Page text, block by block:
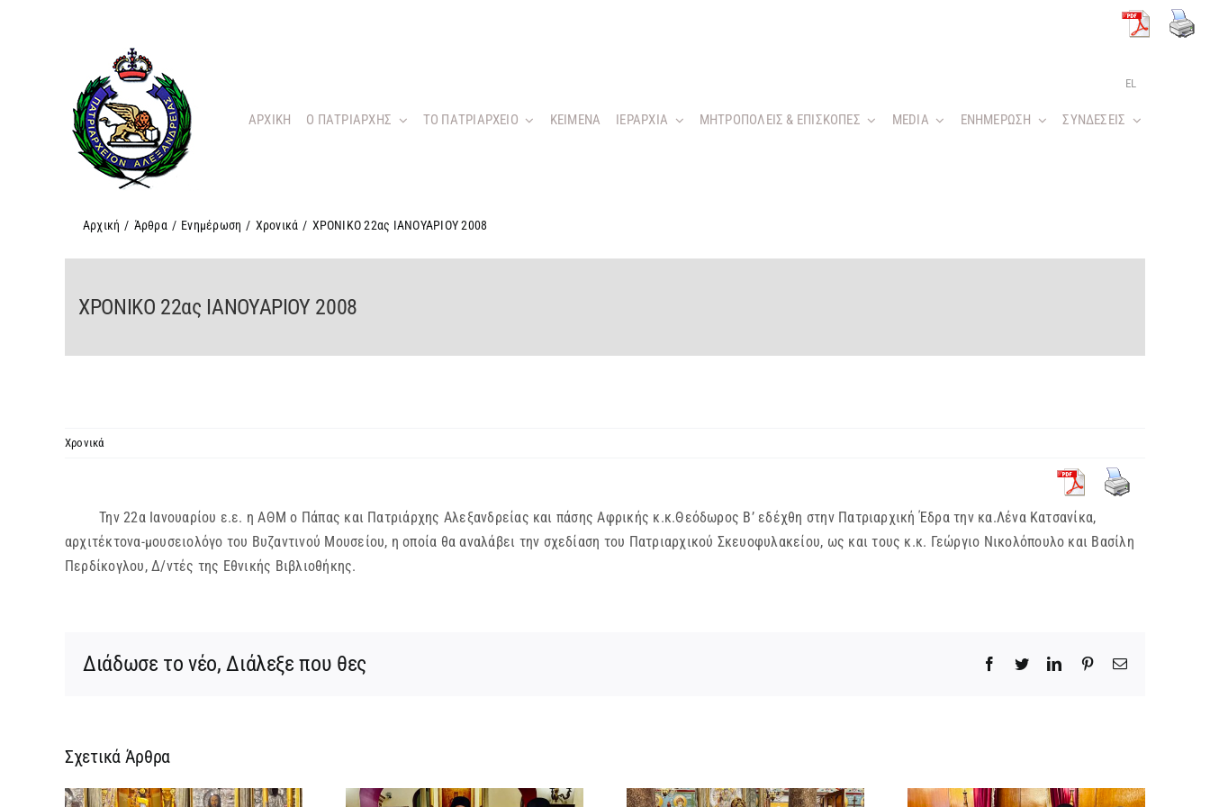
EL
ΑΡΧΙΚΗ O ΠΑΤΡΙΑΡΧΗΣ ΤΟ ΠΑΤΡΙΑΡΧΕΙΟ KEIMENA ΙΕΡΑΡΧΙΑ ΜΗΤΡΟΠΟΛΕΙΣ & ΕΠΙΣΚΟΠΕΣ MEDIA ΕΝΗΜΕΡΩΣΗ ΣΥΝΔΕΣΕΙΣ
Αρχική / Άρθρα / Ενημέρωση / Χρονικά / ΧΡΟΝΙΚΟ 22ας ΙΑΝΟΥΑΡΙΟΥ 2008
ΧΡΟΝΙΚΟ 22ας ΙΑΝΟΥΑΡΙΟΥ 2008
Χρονικά
Την 22α Ιανουαρίου ε.ε. η ΑΘΜ ο Πάπας και Πατριάρχης Αλεξανδρείας και πάσης Αφρικής κ.κ.Θεόδωρος Β’ εδέχθη στην Πατριαρχική Έδρα την κα.Λένα Κατσανίκα,
αρχιτέκτονα-μουσειολόγο του Βυζαντινού Μουσείου, η οποία θα αναλάβει την σχεδίαση του Πατριαρχικού Σκευοφυλακείου, ως και τους κ.κ. Γεώργιο Νικολόπουλο και Βασίλη
Περδίκογλου, Δ/ντές της Εθνικής Βιβλιοθήκης.
Διάδωσε το νέο, Διάλεξε που θες Facebook
TwitterLinkedInPinterestEmail
Σχετικά Άρθρα